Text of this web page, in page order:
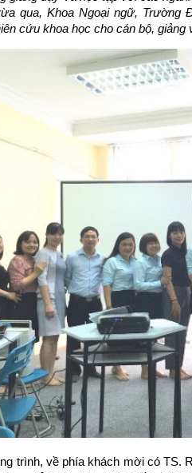
qua, Khoa Ngoại ngữ,
cứu khoa học cho cán bộ, giảng
trình, về phía khách mời có TS.